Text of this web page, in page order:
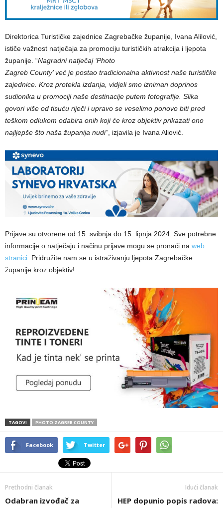
Direktorica Turističke zajednice Zagrebačke županije, Ivana Alilović,
ističe važnost natječaja za promociju turističkih atrakcija i ljepota
županije. “Nagradni natječaj ‘Photo
Zagreb County’ već je postao tradicionalna aktivnost naše turističke
zajednice. Kroz protekla izdanja, vidjeli smo izniman doprinos
sudionika u promociji naše destinacije putem fotografije. Slika
govori više od tisuću riječi i upravo se veselimo ponovo biti pred
teškom odlukom odabira onih koji će kroz objektiv prikazati ono
najljepše što naša županija nudi”, izjavila je Ivana Aliović.
Prijave su otvorene od 15. svibnja do 15. lipnja 2024. Sve potrebne
informacije o natječaju i načinu prijave mogu se pronaći na web
stranici . Pridružite nam se u istraživanju ljepota Zagrebačke
županije kroz objektiv!
TAGOVI PHOTO ZAGREB COUNTY
Facebook Twitter
Prethodni članak
Odabran izvođač za
Idući članak
HEP dopunio popis radova: